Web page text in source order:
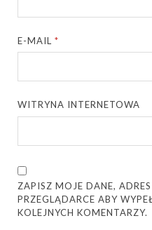
E-MAIL*
WITRYNA INTERNETOWA
ZAPISZ MOJE DANE,
PRZEGLĄDARCE ABY
KOLEJNYCH KOMENTARZY.